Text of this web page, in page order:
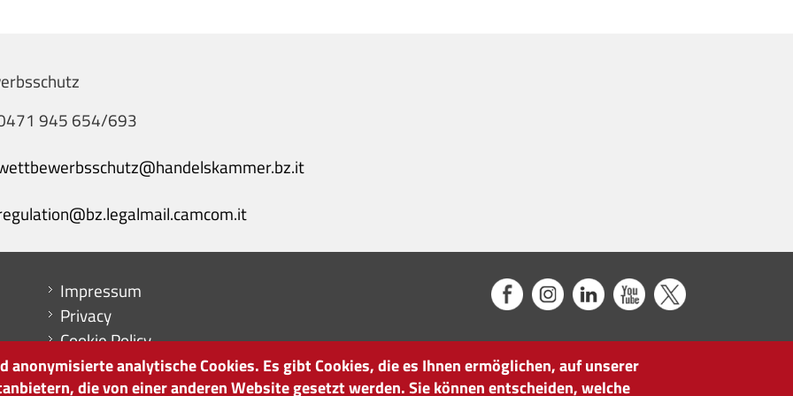
945 654/693
Menu footer
Impressum
Privacy
Cookie Policy
Sitemap
Cookie-Einstellungen
anonymisierte analytische Cookies. Es gibt Cookies, die es Ihnen ermöglichen, auf unserer
die von einer anderen Website gesetzt werden. Sie können entscheiden, welche